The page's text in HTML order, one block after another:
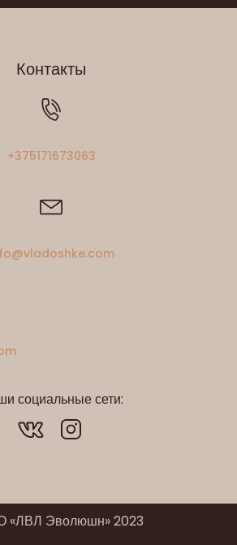
Контакты
+375171673063
социальные сети:
Эволюшн» 2023